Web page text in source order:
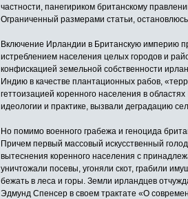
частности, панегириком британскому
Ограниченный размерами статьи,
Включение Ирландии в Британскую империю
истреблением населения целых городов и
конфискацией земельной собственности
Индию в качестве плантационных рабов,
геттоизацией коренного населения в
идеологии и практике, вызвали деградацию
Но помимо военного грабежа и геноцида
Причем первый массовый искусственный
вытеснения коренного населения с
уничтожали посевы, угоняли скот, грабили
бежать в леса и горы. Земли ирландцев
Эдмунд Спенсер в своем трактате «О